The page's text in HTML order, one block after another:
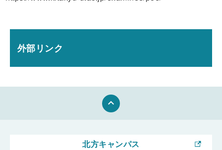
外部リンク
keyboard_arrow_up
北方キャンパス